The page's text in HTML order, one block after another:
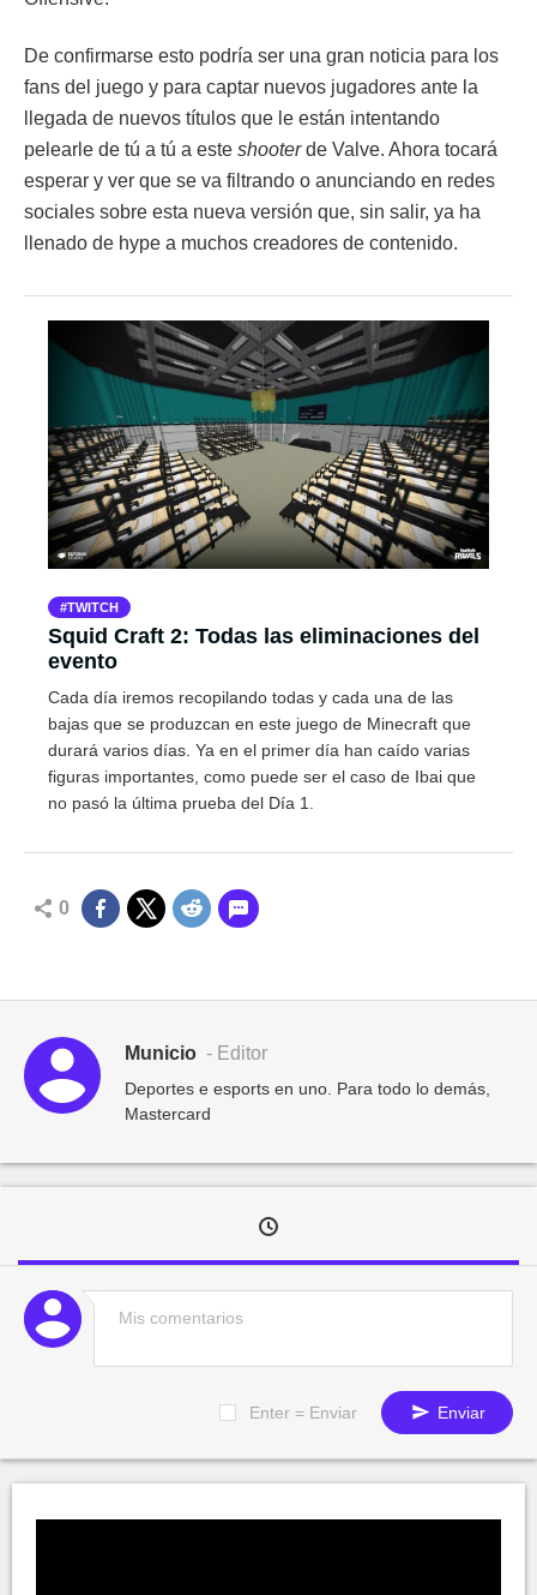
De confirmarse esto podría ser una gran noticia para los
fans del juego y para captar nuevos jugadores ante la
llegada de nuevos títulos que le están intentando
pelearle de tú a tú a este shooterde Valve. Ahora tocará
esperar y ver que se va filtrando o anunciando en redes
sociales sobre esta nueva versión que, sin salir, ya ha
llenado de hype a muchos creadores de contenido.
TWITCH
Squid Craft 2: Todas las eliminaciones del
evento
Cada día iremos recopilando todas y cada una de las
bajas que se produzcan en este juego de Minecraft que
durará varios días. Ya en el primer día han caído varias
figuras importantes, como puede ser el caso de Ibai que
no pasó la última prueba del Día 1.
0
Municio - Editor
Deportes e esports en uno. Para todo lo demás,
Mastercard
Enter = Enviar Enviar